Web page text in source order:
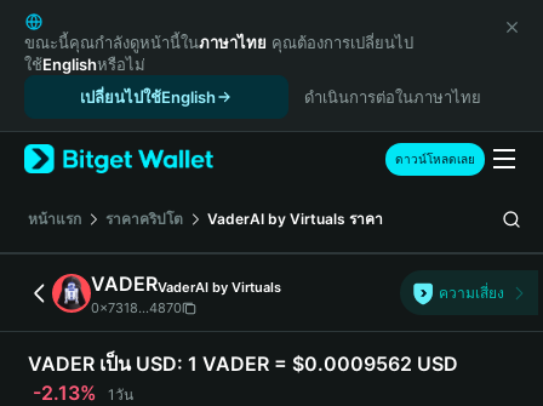
English
日本語
Tiếng Việt
Español (Latinoamérica)
Türkçe
Français
Deutsch
简体中文
繁體中文
Português (Portugal)
Bahasa Indonesia
ภาษาไทย
ขณะนี้คุณกำลังดูหน้านี้ในภาษาไทย คุณต้องการเปลี่ยนไป
ใช้Englishหรือไม่
เปลี่ยนไปใช้English
ดำเนินการต่อในภาษาไทย
ดาวน์โหลดเลย
หน้าแรก ราคาคริปโต VaderAI by Virtuals ราคา
VADERVaderAI by Virtuals
0x7318...4870
ความเสี่ยง
VADER เป็น USD: 1 VADER = $0.0009562 USD
-2.13%
1วัน